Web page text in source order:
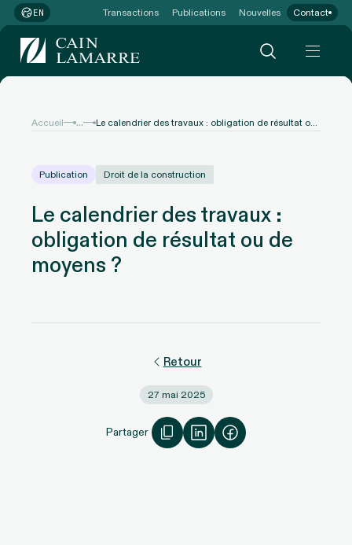
EN Transactions Publications Nouvelles Contact
Accueil ... Le calendrier des travaux : obligation de résultat ou de moyens ?
Publication Droit de la construction
Le calendrier des travaux :
obligation de résultat ou de
moyens ?
Retour
27 mai 2025
Partager